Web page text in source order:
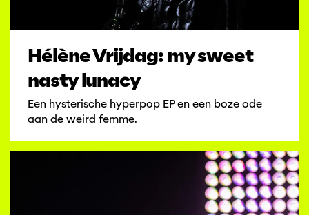
Hélène Vrijdag: my sweet
nasty lunacy
Een hysterische hyperpop EP en een boze ode
aan de weird femme.